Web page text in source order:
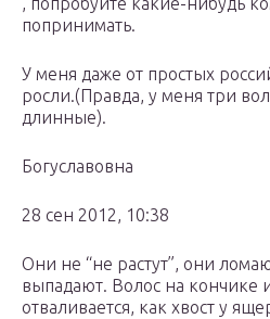
попринимать.
У меня даже от простых
росли.(Правда, у меня три
длинные).
Богуславовна
28 сен 2012, 10:38
Они не “не растут”, они
выпадают. Волос на кончике
отваливается, как хвост у